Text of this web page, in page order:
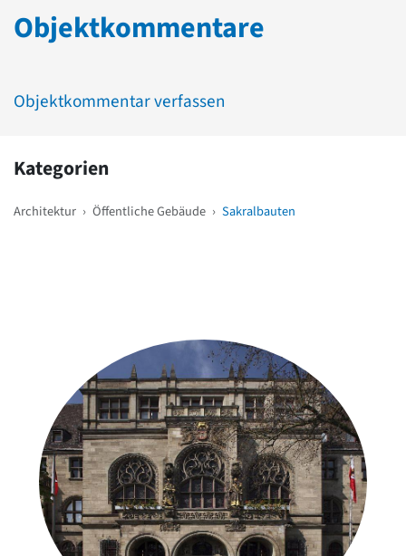
Objektkommentare
Objektkommentar verfassen
Kategorien
Architektur › Öffentliche Gebäude › Sakralbauten